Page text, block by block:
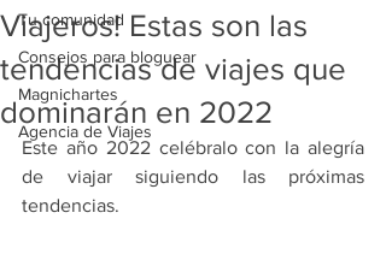
Tu comunidad
Consejos para bloguear
Magnichartes
Agencia de Viajes
Viajeros! Estas son las
tendencias de viajes que
dominarán en 2022
Este año 2022 celébralo con la alegría
de viajar siguiendo las próximas
tendencias.